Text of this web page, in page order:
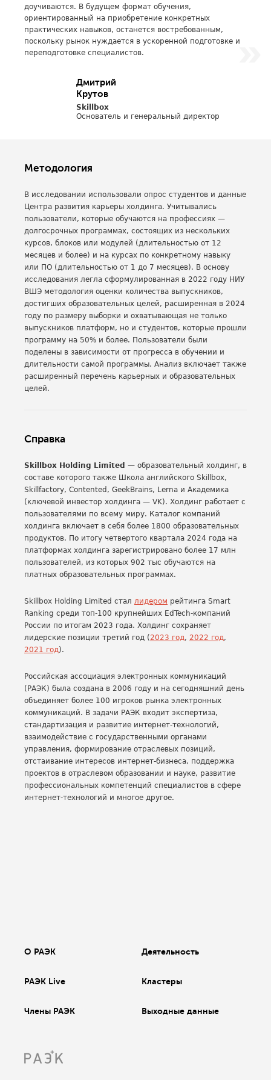
доучиваются. В будущем формат обучения,
ориентированный на приобретение конкретных
практических навыков, останется востребованным,
поскольку рынок нуждается в ускоренной подготовке и
переподготовке специалистов.
Дмитрий
Крутов
Skillbox
Основатель и генеральный директор
Методология
В исследовании использовали опрос студентов и данные
Центра развития карьеры холдинга. Учитывались
пользователи, которые обучаются на профессиях —
долгосрочных программах, состоящих из нескольких
курсов, блоков или модулей (длительностью от 12
месяцев и более) и на курсах по конкретному навыку
или ПО (длительностью от 1 до 7 месяцев). В основу
исследования легла сформулированная в 2022 году НИУ
ВШЭ методология оценки количества выпускников,
достигших образовательных целей, расширенная в 2024
году по размеру выборки и охватывающая не только
выпускников платформ, но и студентов, которые прошли
программу на 50% и более. Пользователи были
поделены в зависимости от прогресса в обучении и
длительности самой программы. Анализ включает также
расширенный перечень карьерных и образовательных
целей.
Справка
Skillbox Holding Limited — образовательный холдинг, в
составе которого также Школа английского Skillbox,
Skillfactory, Contented, GeekBrains, Lerna и Академика
(ключевой инвестор холдинга — VK). Холдинг работает с
пользователями по всему миру. Каталог компаний
холдинга включает в себя более 1800 образовательных
продуктов. По итогу четвертого квартала 2024 года на
платформах холдинга зарегистрировано более 17 млн
пользователей, из которых 902 тыс обучаются на
платных образовательных программах.
Skillbox Holding Limited стал лидером рейтинга Smart
Ranking среди топ-100 крупнейших EdTech-компаний
России по итогам 2023 года. Холдинг сохраняет
лидерские позиции третий год (2023 год, 2022 год,
2021 год).
Российская ассоциация электронных коммуникаций
(РАЭК) была создана в 2006 году и на сегодняшний день
объединяет более 100 игроков рынка электронных
коммуникаций. В задачи РАЭК входит экспертиза,
стандартизация и развитие интернет-технологий,
взаимодействие с государственными органами
управления, формирование отраслевых позиций,
отстаивание интересов интернет-бизнеса, поддержка
проектов в отраслевом образовании и науке, развитие
профессиональных компетенций специалистов в сфере
интернет-технологий и многое другое.
О РАЭК Деятельность
РАЭК Live Кластеры
Члены РАЭК Выходные данные